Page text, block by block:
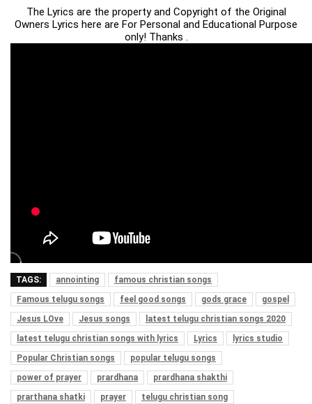
The Lyrics are the property and Copyright of the Original
Owners Lyrics here are For Personal and Educational Purpose
only! Thanks .
TAGS: annointing
famous christian songs
Famous telugu songs
feel good songs gods grace
gospel
Jesus LOve
Jesus songs
latest telugu christian songs 2020
latest telugu christian songs with lyrics
Lyrics
lyrics studio
Popular Christian songs
popular telugu songs
power of prayer
prardhana
prardhana shakthi
prarthana shatki
prayer
telugu christian song